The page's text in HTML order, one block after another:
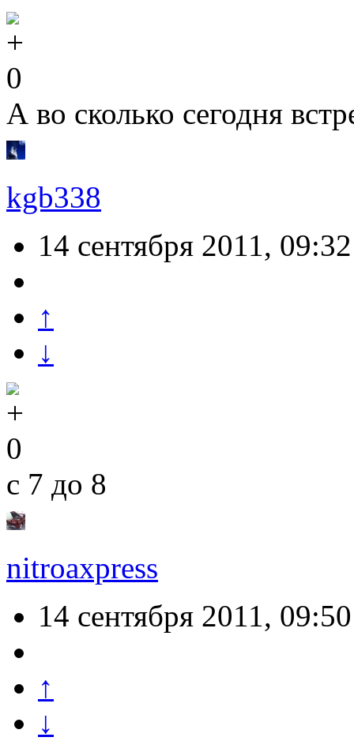
0
А во сколько сегодня
kgb338
14 сентября 2011, 09:32
↑
↓
0
с 7 до 8
nitroaxpress
14 сентября 2011, 09:50
↑
↓